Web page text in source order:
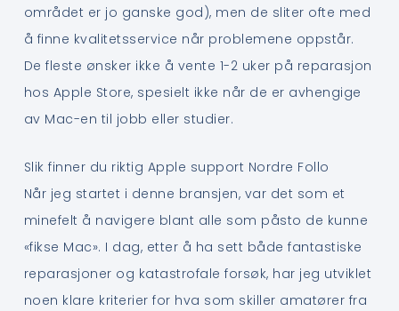
området er jo ganske god), men de sliter ofte med
å finne kvalitetsservice når problemene oppstår.
De fleste ønsker ikke å vente 1-2 uker på reparasjon
hos Apple Store, spesielt ikke når de er avhengige
av Mac-en til jobb eller studier.
Slik finner du riktig Apple support Nordre Follo
Når jeg startet i denne bransjen, var det som et
minefelt å navigere blant alle som påsto de kunne
«fikse Mac». I dag, etter å ha sett både fantastiske
reparasjoner og katastrofale forsøk, har jeg utviklet
noen klare kriterier for hva som skiller amatører fra